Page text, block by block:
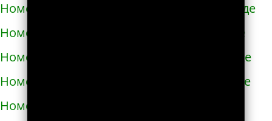
Номера телефонов такси в Новомиргороде
Номера телефонов такси в Новоукраинке
Номера телефонов такси в Новояворовске
Номера телефонов такси в Новом Роздоле
Номера телефонов такси в Носовке